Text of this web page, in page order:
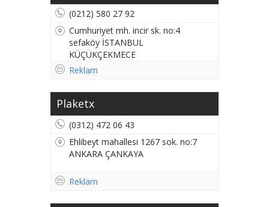
(0212) 580 27 92
Cumhuriyet mh. incir sk. no:4
sefaköy İSTANBUL
KÜÇÜKÇEKMECE
Reklam
Plaketx
(0312) 472 06 43
Ehlibeyt mahallesi 1267 sok. no:7
ANKARA ÇANKAYA
Reklam